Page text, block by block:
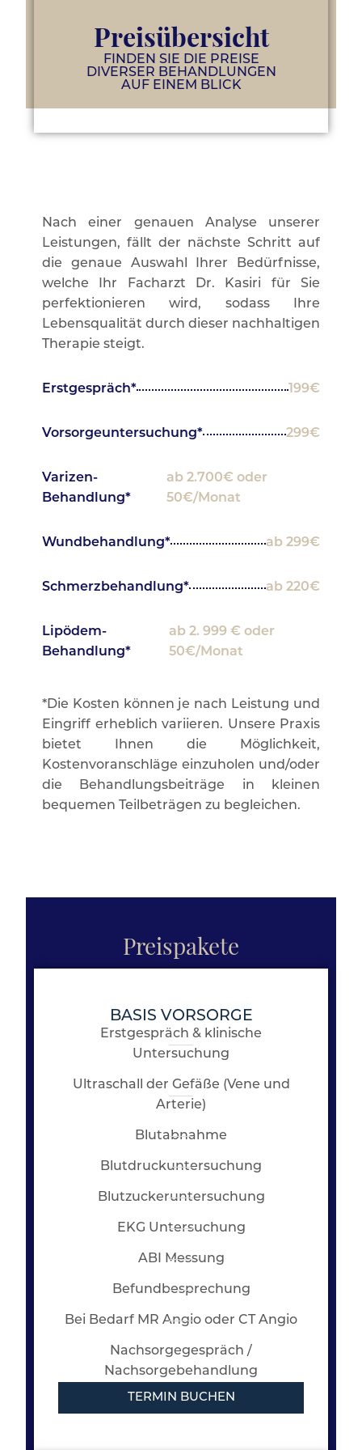
Preisübersicht
FINDEN SIE DIE PREISE
DIVERSER BEHANDLUNGEN
AUF EINEM BLICK
Nach einer genauen Analyse unserer
Leistungen, fällt der nächste Schritt auf
die genaue Auswahl Ihrer Bedürfnisse,
welche Ihr Facharzt Dr. Kasiri für Sie
perfektionieren wird, sodass Ihre
Lebensqualität durch dieser nachhaltigen
Therapie steigt.
Erstgespräch* 199€
Vorsorgeuntersuchung* 299€
Varizen-
Behandlung*
ab 2.700€ oder
50€/Monat
Wundbehandlung* ab 299€
Schmerzbehandlung* ab 220€
Lipödem-
Behandlung*
ab 2. 999 € oder
50€/Monat
*Die Kosten können je nach Leistung und
Eingriff erheblich variieren. Unsere Praxis
bietet Ihnen die Möglichkeit,
Kostenvoranschläge einzuholen und/oder
die Behandlungsbeiträge in kleinen
bequemen Teilbeträgen zu begleichen.
Preispakete
BASIS VORSORGE
Erstgespräch & klinische
Untersuchung
Ultraschall der Gefäße (Vene und
Arterie)
Blutabnahme
Blutdruckuntersuchung
Blutzuckeruntersuchung
EKG Untersuchung
ABI Messung
Befundbesprechung
Bei Bedarf MR Angio oder CT Angio
Nachsorgegespräch /
Nachsorgebehandlung
TERMIN BUCHEN